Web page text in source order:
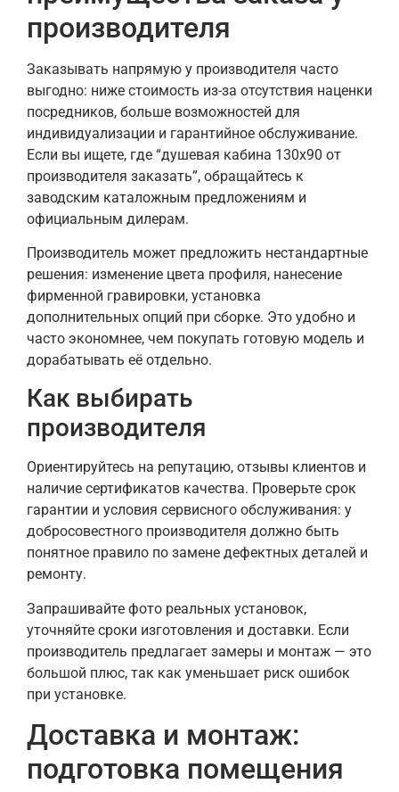
производителя
Заказывать напрямую у производителя часто
выгодно: ниже стоимость из-за отсутствия наценки
посредников, больше возможностей для
индивидуализации и гарантийное обслуживание.
Если вы ищете, где “душевая кабина 130х90 от
производителя заказать”, обращайтесь к
заводским каталожным предложениям и
официальным дилерам.
Производитель может предложить нестандартные
решения: изменение цвета профиля, нанесение
фирменной гравировки, установка
дополнительных опций при сборке. Это удобно и
часто экономнее, чем покупать готовую модель и
дорабатывать её отдельно.
Как выбирать
производителя
Ориентируйтесь на репутацию, отзывы клиентов и
наличие сертификатов качества. Проверьте срок
гарантии и условия сервисного обслуживания: у
добросовестного производителя должно быть
понятное правило по замене дефектных деталей и
ремонту.
Запрашивайте фото реальных установок,
уточняйте сроки изготовления и доставки. Если
производитель предлагает замеры и монтаж — это
большой плюс, так как уменьшает риск ошибок
при установке.
Доставка и монтаж:
подготовка помещения